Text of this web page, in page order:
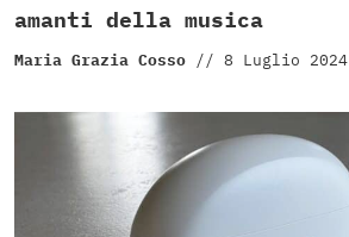
amanti della musica
Maria Grazia Cosso // 8 Luglio 2024